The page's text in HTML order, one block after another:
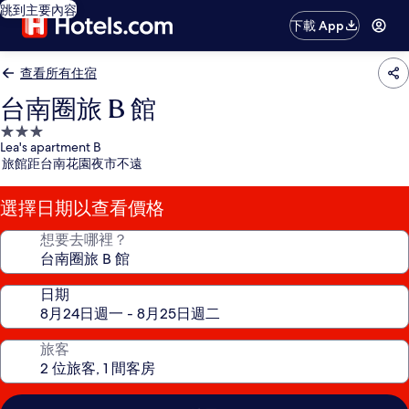
跳到主要內容
下載 App
查看所有住宿
台南圈旅 B 館
3.0
星
級
住
宿
Lea's apartment B
旅館距台南花園夜市不遠
選擇日期以查看價格
想要去哪裡？
日期
旅客